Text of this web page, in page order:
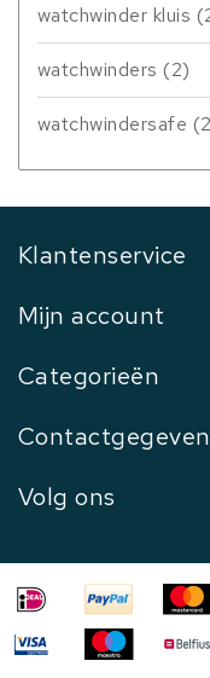
watchwinder kluis
watchwinders (2)
watchwindersafe
Klantenservice
Mijn account
Categorieën
Volg ons